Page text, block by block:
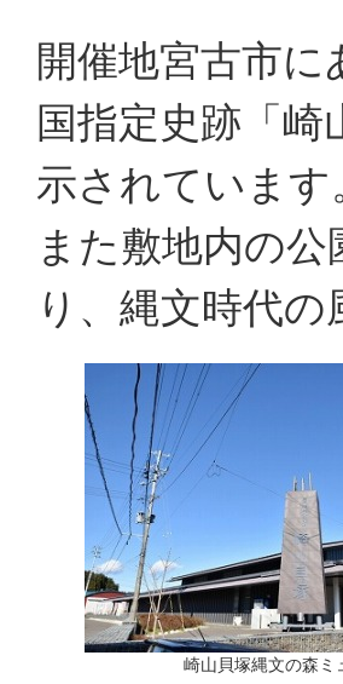
開催地宮古市
国指定史跡「
示されています
また敷地内の
り、縄文時代
崎山貝塚縄文の森ミ